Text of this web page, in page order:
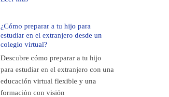
¿Cómo preparar a tu hijo para
estudiar en el extranjero desde un
colegio virtual?
Descubre cómo preparar a tu hijo
para estudiar en el extranjero con una
educación virtual flexible y una
formación con visión